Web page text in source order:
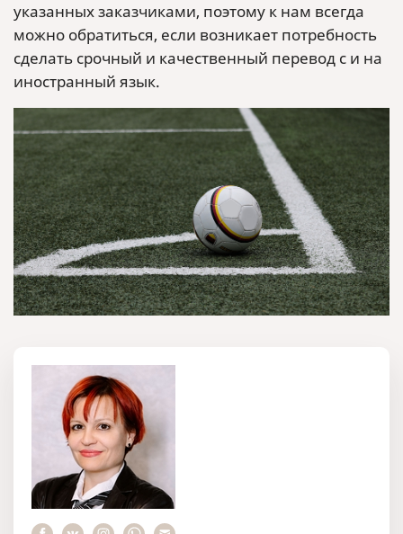
указанных заказчиками, поэтому к нам всегда
можно обратиться, если возникает потребность
сделать срочный и качественный перевод с и на
иностранный язык.